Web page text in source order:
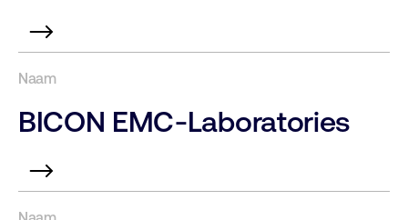
BICON EMC-Laboratories